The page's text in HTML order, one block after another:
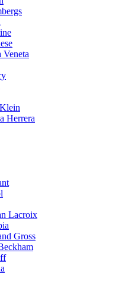
Veneta
Herrera
Lacroix
Gross